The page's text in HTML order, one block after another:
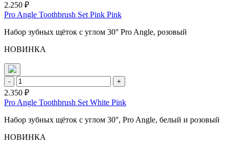
2.250 ₽
Pro Angle Toothbrush Set Pink Pink
Набор зубных щёток с углом 30° Pro Angle, розовый
НОВИНКА
- +
2.350 ₽
Pro Angle Toothbrush Set White Pink
Набор зубных щёток с углом 30°, Pro Angle, белый и розовый
НОВИНКА